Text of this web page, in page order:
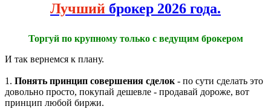
Лучший брокер 2026 года.
Торгуй по крупному только с ведущим брокером
И так вернемся к плану.
1. Понять принцип совершения сделок - по сути сделать это
довольно просто, покупай дешевле - продавай дороже, вот
принцип любой биржи.